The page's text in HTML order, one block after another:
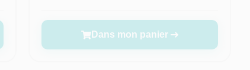
Dans mon panier